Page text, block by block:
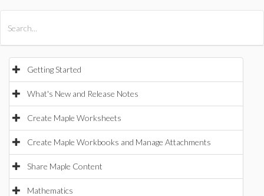
Getting Started
What's New and Release Notes
Create Maple Worksheets
Create Maple Workbooks and Manage Attachments
Share Maple Content
Mathematics